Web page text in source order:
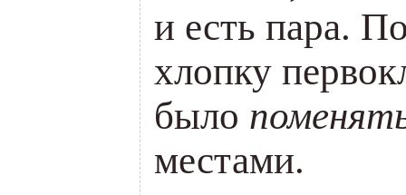
и есть пара.
хлопку
было
местами.